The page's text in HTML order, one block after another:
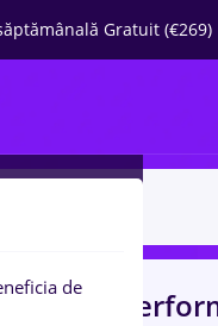
Gratuit (€269)
de